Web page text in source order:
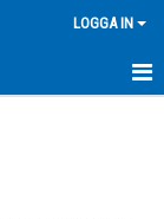
LOGGA IN